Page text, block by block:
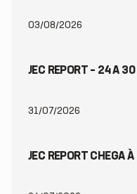
03/08/2026
JEC REPORT – 24 A
31/07/2026
JEC REPORT CHEGA